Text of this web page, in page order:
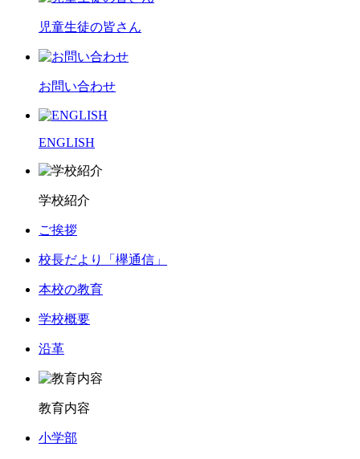
児童生徒の皆さん
お問い合わせ
ENGLISH
学校紹介
ご挨拶
校長だより「欅通信」
本校の教育
学校概要
沿革
教育内容
小学部